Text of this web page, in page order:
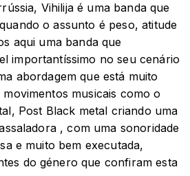
Vihilija é uma banda que
o assunto é peso, atitude
aqui uma banda que
importantíssimo no seu cenário
abordagem que está muito
musicais como o
Post Black metal criando uma
, com uma sonoridade
e muito bem executada,
do género que confiram esta